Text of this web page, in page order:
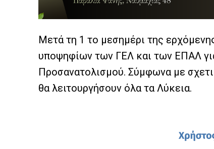
Μετά τη 1 το μεσημέρι της
υποψηφίων των ΓΕΛ και των ΕΠΑΛ
Προσανατολισμού. Σύμφωνα με
θα λειτουργήσουν όλα τα Λύκεια.